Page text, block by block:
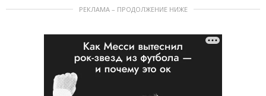
РЕКЛАМА – ПРОДОЛЖЕНИЕ НИЖЕ